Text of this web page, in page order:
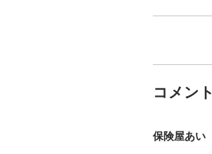
コメント
保険屋あい